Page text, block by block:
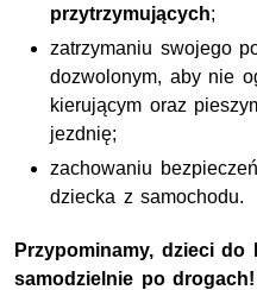
przytrzymujących;
zatrzymaniu swojego
dozwolonym, aby nie
kierującym oraz
jezdnię;
zachowaniu
dziecka z samochodu.
Przypominamy, dzieci
samodzielnie po drogach!